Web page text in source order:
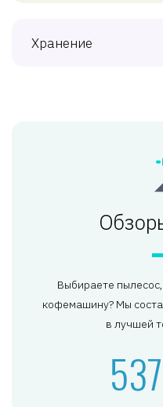
Хранение
Выбираете
кофемашину? Мы
в лучшей
537